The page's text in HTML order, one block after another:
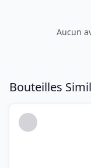
Aucun
Bouteilles